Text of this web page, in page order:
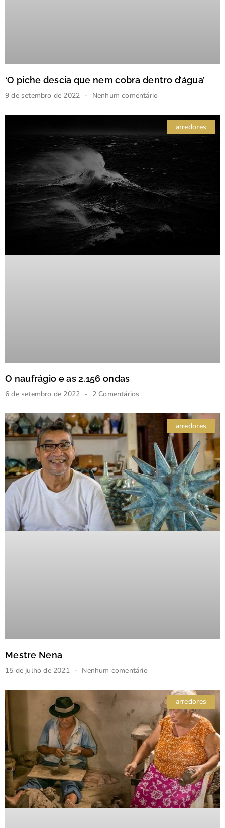
‘O piche descia que nem cobra dentro d’água’
9 de setembro de 2022 Nenhum comentário
arredores
O naufrágio e as 2.156 ondas
6 de setembro de 2022 2 Comentários
arredores
Mestre Nena
15 de julho de 2021 Nenhum comentário
arredores